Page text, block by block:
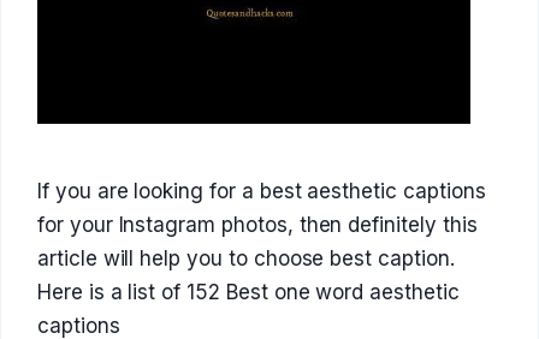
If you are looking for a best aesthetic captions
for your Instagram photos, then definitely this
article will help you to choose best caption.
Here is a list of 152 Best one word aesthetic
captions